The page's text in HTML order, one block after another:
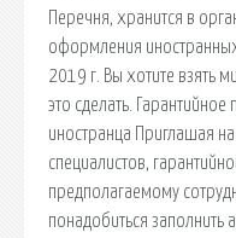
Перечня, хранится в
оформления
2019 г. Вы хотите взять
это сделать.
иностранца Приглашая
специалистов,
предполагаемому
понадобиться заполнить